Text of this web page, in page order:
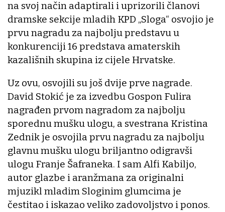
na svoj način adaptirali i uprizorili članovi
dramske sekcije mladih KPD „Sloga“ osvojio je
prvu nagradu za najbolju predstavu u
konkurenciji 16 predstava amaterskih
kazališnih skupina iz cijele Hrvatske.
Uz ovu, osvojili su još dvije prve nagrade.
David Stokić je za izvedbu Gospon Fulira
nagrađen prvom nagradom za najbolju
sporednu mušku ulogu, a svestrana Kristina
Zednik je osvojila prvu nagradu za najbolju
glavnu mušku ulogu briljantno odigravši
ulogu Franje Šafraneka. I sam Alfi Kabiljo,
autor glazbe i aranžmana za originalni
mjuzikl mladim Sloginim glumcima je
čestitao i iskazao veliko zadovoljstvo i ponos.